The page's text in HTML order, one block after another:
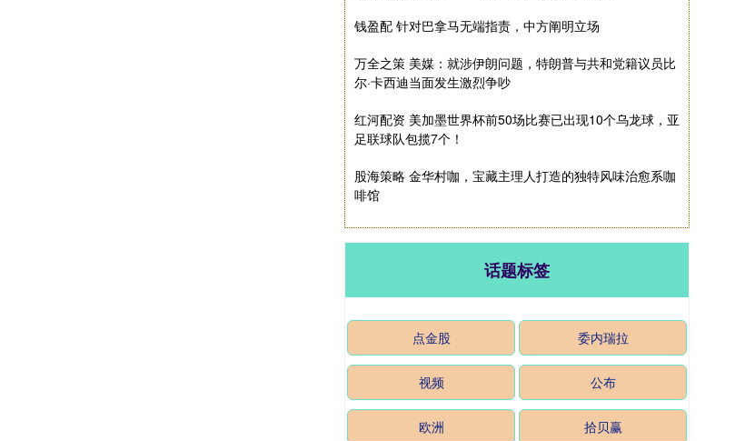
钱盈配 针对巴拿马无端指责，中方阐明立场
万全之策 美媒：就涉伊朗问题，特朗普与共和党籍议员比
尔·卡西迪当面发生激烈争吵
红河配资 美加墨世界杯前50场比赛已出现10个乌龙球，亚
足联球队包揽7个！
股海策略 金华村咖，宝藏主理人打造的独特风味治愈系咖
啡馆
话题标签
点金股 委内瑞拉
视频 公布
欧洲 拾贝赢